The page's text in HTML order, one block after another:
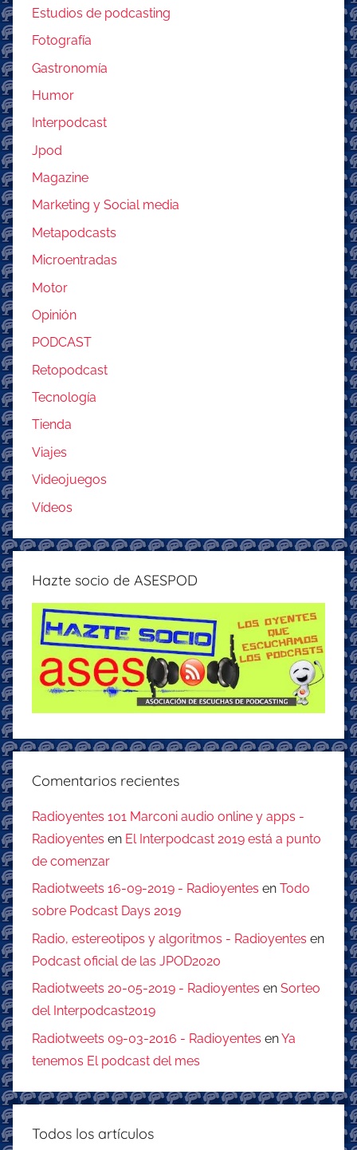
Estudios de podcasting
Fotografía
Gastronomía
Humor
Interpodcast
Jpod
Magazine
Marketing y Social media
Metapodcasts
Microentradas
Motor
Opinión
PODCAST
Retopodcast
Tecnología
Tienda
Viajes
Videojuegos
Vídeos
Hazte socio de ASESPOD
Comentarios recientes
Radioyentes 101 Marconi audio online y apps -
Radioyentes en El Interpodcast 2019 está a punto
de comenzar
Radiotweets 16-09-2019 - Radioyentes en Todo
sobre Podcast Days 2019
Radio, estereotipos y algoritmos - Radioyentes en
Podcast oficial de las JPOD2020
Radiotweets 20-05-2019 - Radioyentes en Sorteo
del Interpodcast2019
Radiotweets 09-03-2016 - Radioyentes enYa
tenemos El podcast del mes
Todos los artículos